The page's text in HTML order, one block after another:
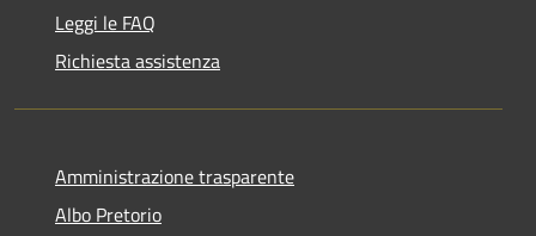
Leggi le FAQ
Richiesta assistenza
Amministrazione trasparente
Albo Pretorio